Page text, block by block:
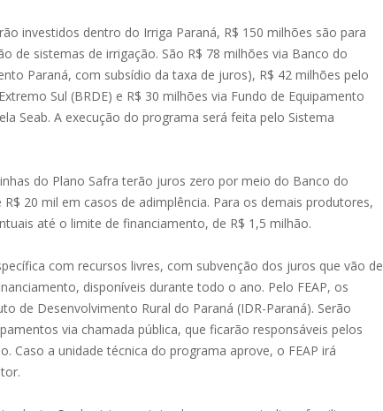
investidos dentro do Irriga Paraná, R$ 150 milhões são para
de sistemas de irrigação. São R$ 78 milhões via Banco do
Paraná, com subsídio da taxa de juros), R$ 42 milhões pelo
Sul (BRDE) e R$ 30 milhões via Fundo de Equipamento
Seab. A execução do programa será feita pelo Sistema
do Plano Safra terão juros zero por meio do Banco do
20 mil em casos de adimplência. Para os demais produtores,
até o limite de financiamento, de R$ 1,5 milhão.
com recursos livres, com subvenção dos juros que vão de
disponíveis durante todo o ano. Pelo FEAP, os
de Desenvolvimento Rural do Paraná (IDR-Paraná). Serão
via chamada pública, que ficarão responsáveis pelos
Caso a unidade técnica do programa aprove, o FEAP irá